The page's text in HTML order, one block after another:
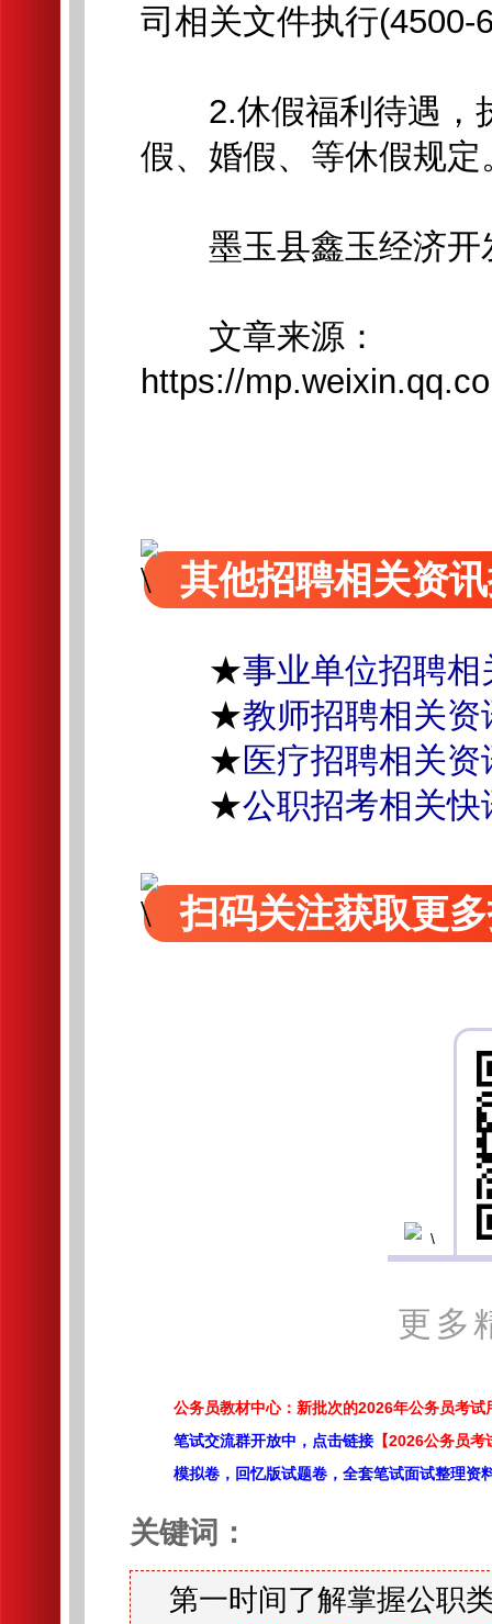
司相关文件执行(4500-
2.休假福利待遇，
假、婚假、等休假规定
墨玉县鑫玉经济开
文章来源：
https://
其他招聘相关资
★事业单位招聘相
★教师招聘相关资
★医疗招聘相关资
★公职招考相关快
扫码关注获取更
更多
公务员教材中心：新批次的2026年公务员考试
笔试交流群开放中，点击链接 【2026公务员
模拟卷，回忆版试题卷，全套笔试面试整理资
关键词：
第一时间了解掌握公职